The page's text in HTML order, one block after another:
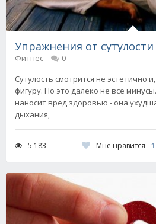
Упражнения от сутулости
Фитнес
0
Сутулость смотрится не эстетично
фигуру. Но это далеко не все
наносит вред здоровью - она
дыхания,
5 183 Мне нравится 1